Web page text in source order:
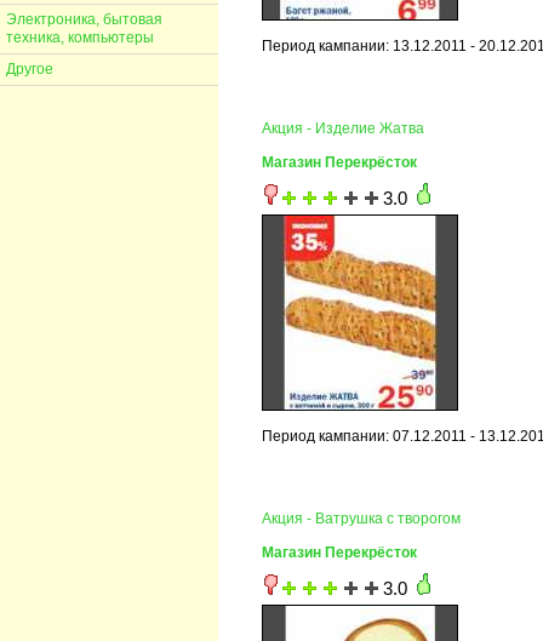
Электроника, бытовая
техника, компьютеры
Другое
Период кампании: 13.12.2011 -
Акция - Изделие Жатва
Магазин Перекрёсток
3.0
Период кампании: 07.12.2011 -
Акция - Ватрушка с творогом
Магазин Перекрёсток
3.0